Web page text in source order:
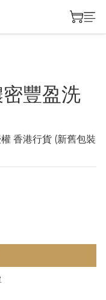
豐盈洗
香港行貨 (新舊包裝